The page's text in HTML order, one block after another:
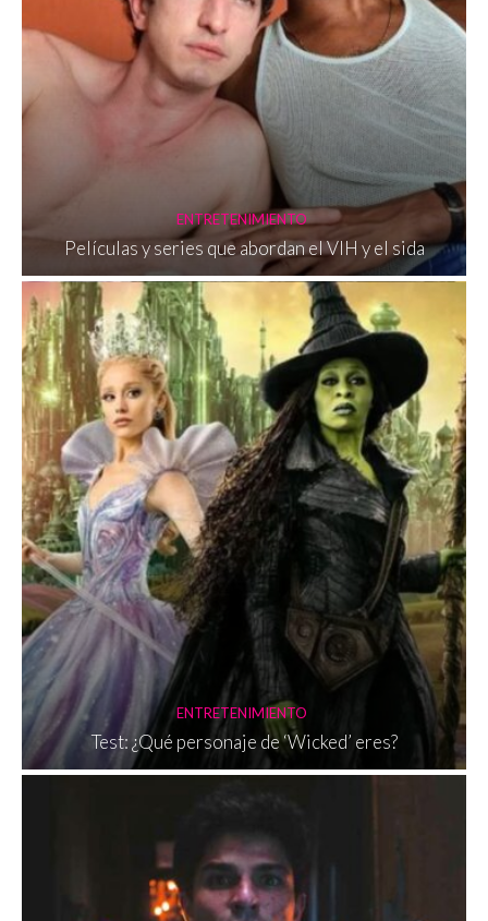
ENTRETENIMIENTO
Películas y series que abordan el VIH y el sida
ENTRETENIMIENTO
Test: ¿Qué personaje de ‘Wicked’ eres?